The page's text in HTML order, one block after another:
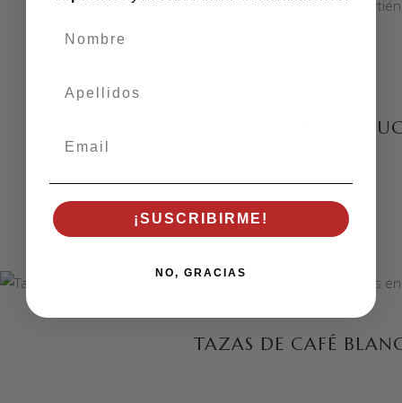
estilo de cocina o rincón de café,
TAZA
TAZAS DE CAFÉ
¡SUSCRIBIRME!
NO, GRACIAS